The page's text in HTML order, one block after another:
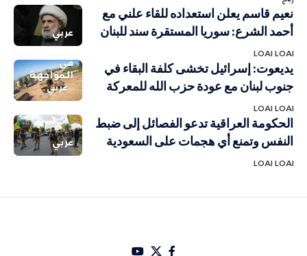
عربي
نعيم قاسم يعلن استعداده للقاء علني مع
أحمد الشرع: سوريا المستقرة سند للبنان
LOAI LOAI
في
المواجهة
عربي
يديعوت: إسرائيل تخشى كلفة البقاء في
جنوب لبنان مع عودة حزب الله للمعركة
LOAI LOAI
عربي
الحكومة العراقية تدعو الفصائل إلى ضبط
النفس وتمنع أي هجمات على السعودية
LOAI LOAI